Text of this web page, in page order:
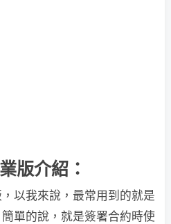
版介紹：
以我來說，最常用到的就是
單的說，就是簽署合約時使